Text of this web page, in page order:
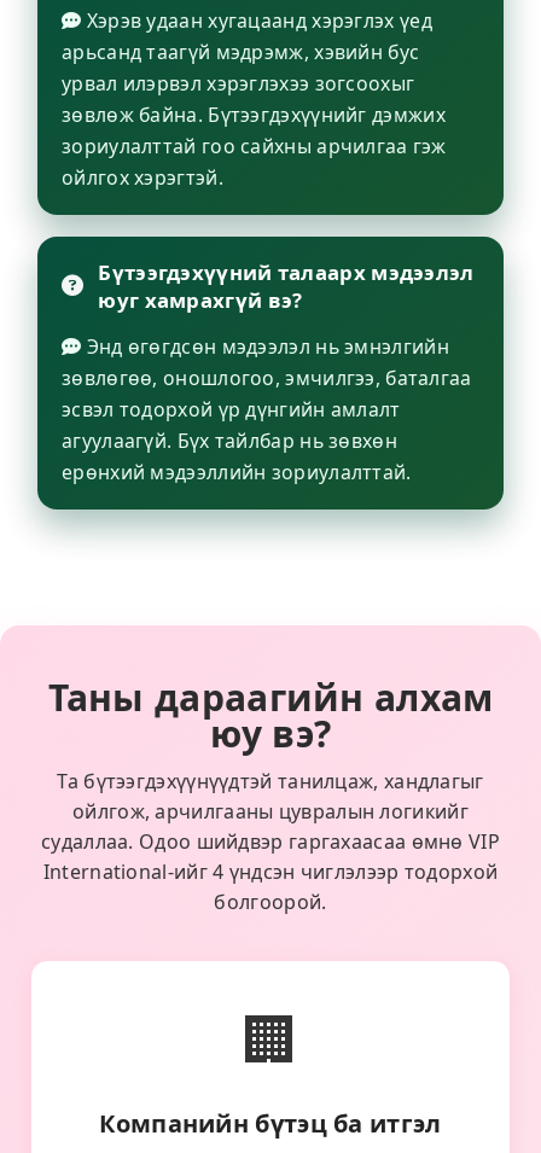
Хэрэв удаан хугацаанд хэрэглэх үед
арьсанд таагүй мэдрэмж, хэвийн бус
урвал илэрвэл хэрэглэхээ зогсоохыг
зөвлөж байна. Бүтээгдэхүүнийг дэмжих
зориулалттай гоо сайхны арчилгаа гэж
ойлгох хэрэгтэй.
Бүтээгдэхүүний талаарх мэдээлэл
юуг хамрахгүй вэ?
Энд өгөгдсөн мэдээлэл нь эмнэлгийн
зөвлөгөө, оношлогоо, эмчилгээ, баталгаа
эсвэл тодорхой үр дүнгийн амлалт
агуулаагүй. Бүх тайлбар нь зөвхөн
ерөнхий мэдээллийн зориулалттай.
Таны дараагийн алхам
юу вэ?
Та бүтээгдэхүүнүүдтэй танилцаж, хандлагыг
ойлгож, арчилгааны цувралын логикийг
судаллаа. Одоо шийдвэр гаргахаасаа өмнө VIP
International-ийг 4 үндсэн чиглэлээр тодорхой
болгоорой.
🏢
Компанийн бүтэц ба итгэл